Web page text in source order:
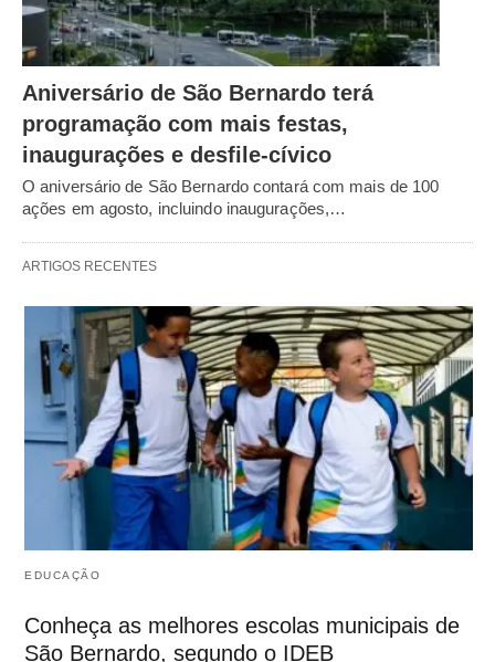
Aniversário de São Bernardo terá
programação com mais festas,
inaugurações e desfile-cívico
O aniversário de São Bernardo contará com mais de 100
ações em agosto, incluindo inaugurações,…
ARTIGOS RECENTES
EDUCAÇÃO
Conheça as melhores escolas municipais de
São Bernardo, segundo o IDEB